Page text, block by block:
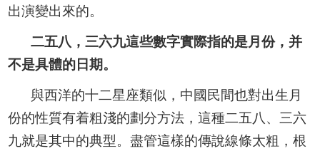
出演變出來的。
二五八，三六九這些數字實際指的是月份，并
不是具體的日期。
與西洋的十二星座類似，中國民間也對出生月
份的性質有着粗淺的劃分方法，這種二五八、三六
九就是其中的典型。盡管這樣的傳說線條太粗，根